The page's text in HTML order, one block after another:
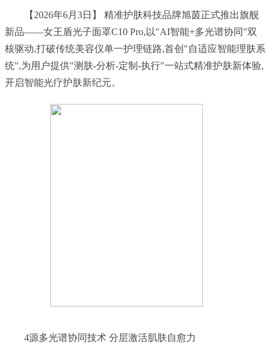
新品——女王盾光子面罩C10 Pro,以"AI智能+多光谱协同"双
核驱动,打破传统美容仪单一护理链路,首创"自适应智能理肤系
统",为用户提供"测肤-分析-定制-执行"一站式精准护肤新体验,